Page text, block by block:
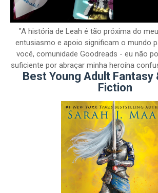
"A história de Leah é tão próxima do
entusiasmo e apoio significam o mundo
você, comunidade Goodreads - eu não
suficiente por abraçar minha heroína
Best Young Adult Fantasy
Fiction